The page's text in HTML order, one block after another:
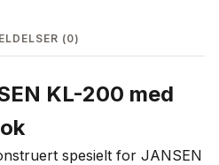
(0)
KL-200 med
spesielt for JANSEN